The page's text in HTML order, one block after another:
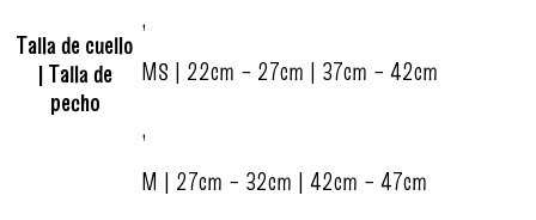
Talla de cuello
| Talla de
pecho
,
MS | 22cm – 27cm | 37cm – 42cm
,
M | 27cm – 32cm | 42cm – 47cm